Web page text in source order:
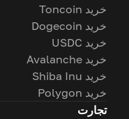
خرید Toncoin
خرید Dogecoin
خرید USDC
خرید Avalanche
خرید Shiba Inu
خرید Polygon
تجارت